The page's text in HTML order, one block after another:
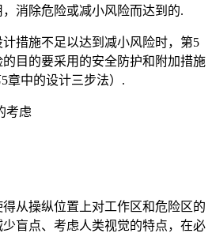
消除危险或减小风险而达到的.
措施不足以达到减小风险时，第5
目的要采用的安全防护和附加措施
5章中的设计三步法）.
考虑
从操纵位置上对工作区和危险区的
盲点、考虑人类视觉的特点，在必